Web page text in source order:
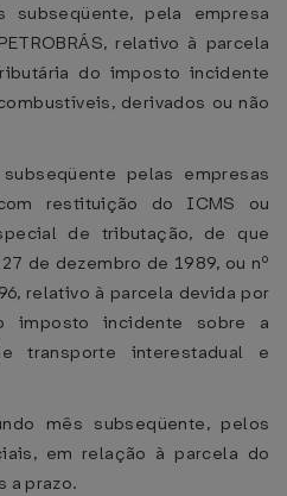
pela empresa
relativo à parcela
do imposto incidente
derivados ou não
pelas empresas
restituição do ICMS ou
de tributação, de que
de dezembro de 1989, ou nº
relativo à parcela devida por
imposto incidente sobre a
transporte interestadual e
mês subseqüente, pelos
em relação à parcela do
a prazo.